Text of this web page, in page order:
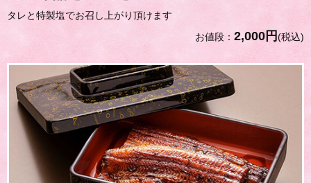
タレと特製塩でお召し上がり頂けます
お値段： 2,000円(税込)